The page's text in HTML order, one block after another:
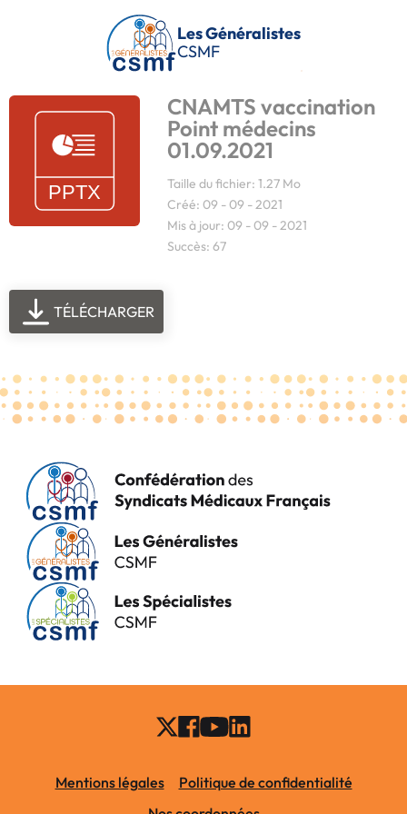
Passer au contenu principal
Les Généralistes
CSMF
CNAMTS vaccination
Point médecins
01.09.2021
Taille du fichier: 1.27 Mo
Créé: 09 - 09 - 2021
Mis à jour: 09 - 09 - 2021
Succès: 67
TÉLÉCHARGER
Mentions légales
Politique de confidentialité